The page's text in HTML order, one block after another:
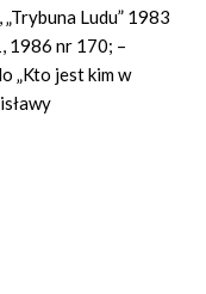
Ludu” 1983
1986 nr 170; –
„Kto jest kim w